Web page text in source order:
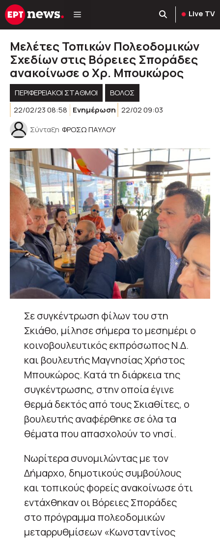
Μετάβαση
σε
Live TV
Μελέτες Τοπικών Πολεοδομικών
Σχεδίων στις Βόρειες Σποράδες
ανακοίνωσε ο Χρ. Μπουκώρος
ΠΕΡΙΦΕΡΕΙΑΚΟΊ ΣΤΑΘΜΟΊ
ΒΟΛΟΣ
22/02/23 08:58
Ενημέρωση 22/02 09:03
Σύνταξη ΦΡΟΣΩ ΠΑΥΛΟΥ
Σε συγκέντρωση φίλων του στη
Σκιάθο, μίλησε σήμερα το μεσημέρι ο
κοινοβουλευτικός εκπρόσωπος Ν.Δ.
και βουλευτής Μαγνησίας Χρήστος
Μπουκώρος. Κατά τη διάρκεια της
συγκέντρωσης, στην οποία έγινε
θερμά δεκτός από τους Σκιαθίτες, ο
βουλευτής αναφέρθηκε σε όλα τα
θέματα που απασχολούν το νησί.
Νωρίτερα συνομιλώντας με τον
Δήμαρχο, δημοτικούς συμβούλους
και τοπικούς φορείς ανακοίνωσε ότι
εντάχθηκαν οι Βόρειες Σποράδες
στο πρόγραμμα πολεοδομικών
μεταρρυθμίσεων «Κωνσταντίνος